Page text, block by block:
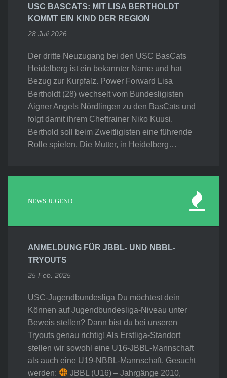
USC BASCATS: MIT LISA BERTHOLDT
KOMMT EIN KIND DER REGION
28 Juli 2026
Der dritte Neuzugang bei den USC BasCats
Heidelberg ist ein bekannter Name und hat
Bezug zur Kurpfalz. Power Forward Lisa
Bertholdt (28) wechselt vom Bundesligisten
Aigner Angels Nördlingen zu den BasCats und
folgt damit ihrem Cheftrainer Niko Kuusi.
Berthold soll beim Zweitligisten eine führende
Rolle spielen. Die Mutter, in Heidelberg…
NEWS JUGEND
ANMELDUNG FÜR JBBL- UND NBBL-
TRYOUTS
25 Feb. 2025
USC-Jugendbundesliga Du möchtest dein
Können auf Jugendbundesliga-Niveau unter
Beweis stellen? Dann bist du bei unseren
Tryouts genau richtig! Als Erstliga-Standort
stellen wir sowohl eine U16-JBBL-Mannschaft
als auch eine U19-NBBL-Mannschaft. Gesucht
werden:
JBBL (U16) – Jahrgänge 2010,